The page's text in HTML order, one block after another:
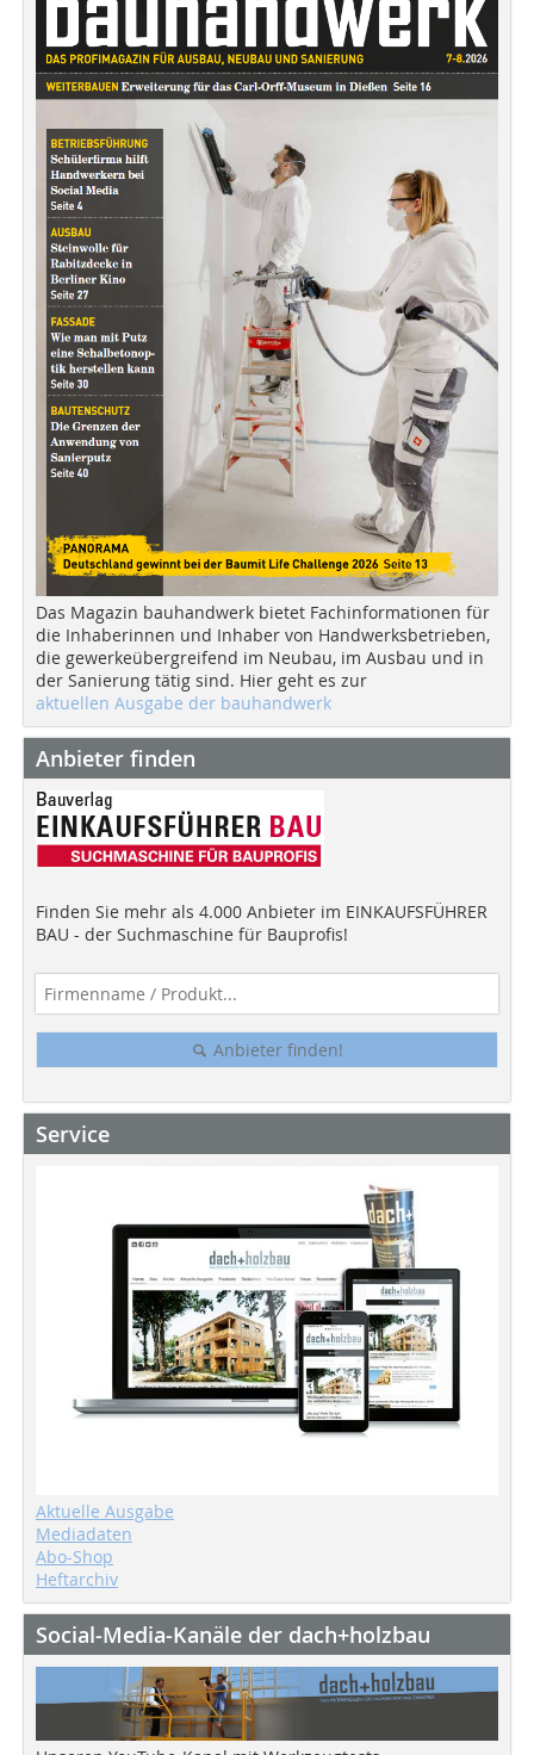
Das Magazin bauhandwerk bietet Fachinformationen für
die Inhaberinnen und Inhaber von Handwerksbetrieben,
die gewerkeübergreifend im Neubau, im Ausbau und in
der Sanierung tätig sind. Hier geht es zur
aktuellen Ausgabe der bauhandwerk
Anbieter finden
Finden Sie mehr als 4.000 Anbieter im EINKAUFSFÜHRER
BAU - der Suchmaschine für Bauprofis!
Anbieter finden!
Service
Aktuelle Ausgabe
Mediadaten
Abo-Shop
Heftarchiv
Social-Media-Kanäle der dach+holzbau